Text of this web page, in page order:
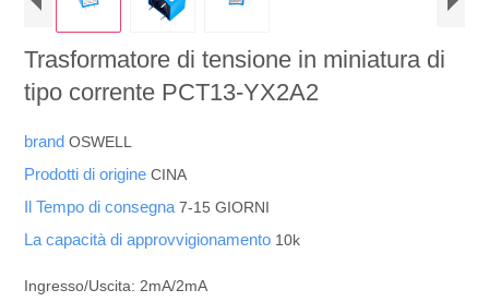
Trasformatore di tensione in miniatura di
tipo corrente PCT13-YX2A2
brandOSWELL
Prodotti di origineCINA
Il Tempo di consegna7-15 GIORNI
La capacità di approvvigionamento 10k
Ingresso/Uscita: 2mA/2mA